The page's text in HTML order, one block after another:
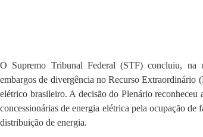
O Supremo Tribunal Federal (STF) concluiu, na
embargos de divergência no Recurso Extraordinário
elétrico brasileiro. A decisão do Plenário
concessionárias de energia elétrica pela ocupação
distribuição de energia.